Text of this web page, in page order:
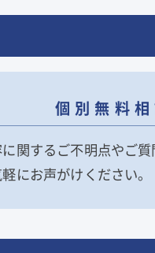
個 別 無 料 相
関するご不明点やご
にお声がけください。